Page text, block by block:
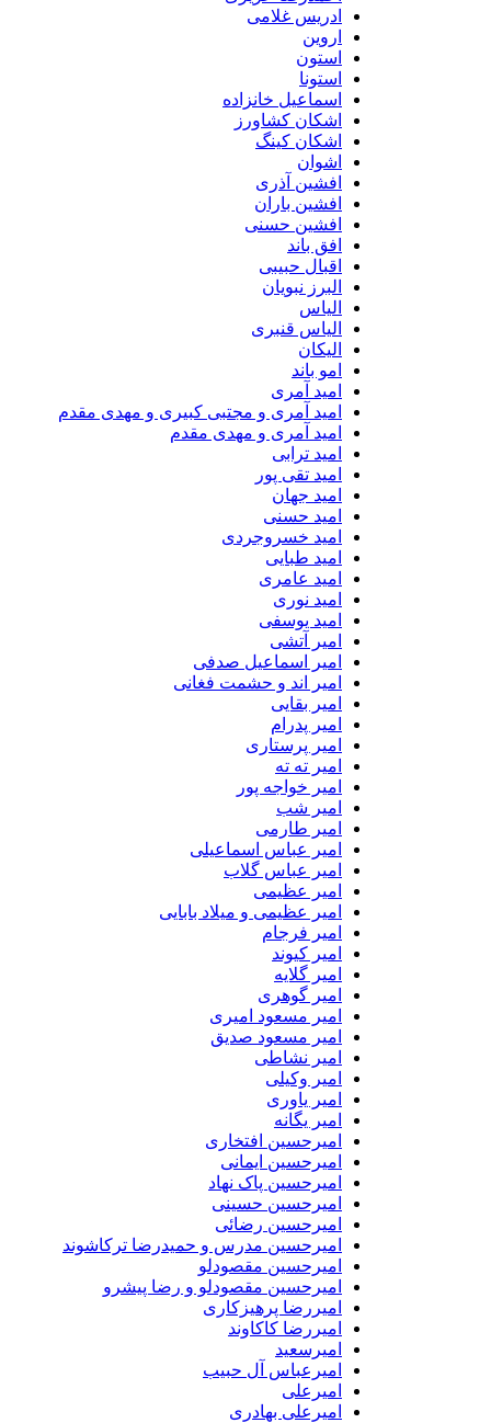
ادریس غلامی
اسماعیل خانزاده
اشکان کشاورز
اشکان کینگ
افشین آذری
افشین باران
افشین حسنی
افق باند
اقبال حبیبی
البرز نبویان
الیاس قنبرى
امو باند
امید آمری
امید آمری و مجتبی کبیری و مهدى مقدم
امید آمری و مهدی مقدم
امید ترابی
امید تقی پور
امید جهان
امید حسنی
امید خسروجردی
امید طبایی
امید عامری
امید نوری
امید یوسفی
امیر آتشی
امیر اسماعیل صدفی
امیر اند و حشمت فغانی
امیر بقایی
امیر پدرام
امیر پرستاری
امیر ته ته
امیر خواجه پور
امیر شب
امیر طارمی
امیر عباس اسماعیلی
امیر عباس گلاب
امیر عظیمی
امیر عظیمی و میلاد بابایی
امیر فرجام
امیر کیوند
امیر گلایه
امیر گوهری
امیر مسعود امیری
امیر مسعود صدیق
امیر نشاطی
امیر وکیلی
امیر یاوری
امیر یگانه
امیرحسین افتخاری
امیرحسین ایمانی
امیرحسین پاک نهاد
امیرحسین حسینی
امیرحسین رضائی
امیرحسین مدرس و حمیدرضا ترکاشوند
امیرحسین مقصودلو
امیرحسین مقصودلو و رضا پیشرو
امیررضا پرهیزکاری
امیررضا کاکاوند
امیرسعید
امیرعباس آل حبیب
امیرعلی
امیرعلی بهادری